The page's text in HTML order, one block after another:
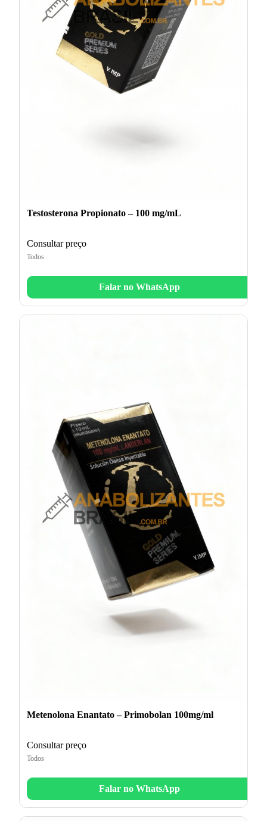
Testosterona Propionato – 100 mg/mL
Consultar preço
Todos
Falar no WhatsApp
Metenolona Enantato – Primobolan 100mg/ml
Consultar preço
Todos
Falar no WhatsApp